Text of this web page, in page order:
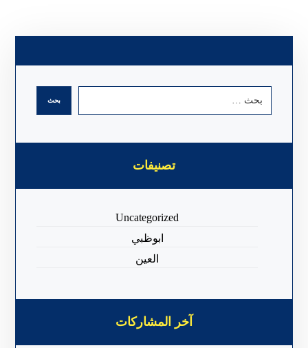
تصنيفات
Uncategorized
ابوظبي
العين
آخر المشاركات